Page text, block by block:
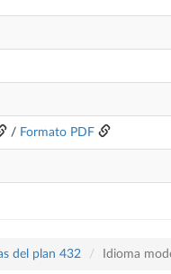
/ Formato PDF
del plan 432 Idioma